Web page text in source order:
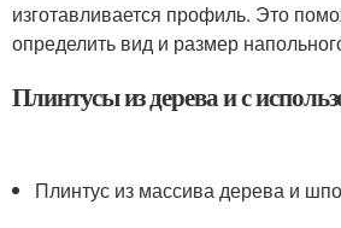
изготавливается профиль. Это
определить вид и размер
Плинтусы из дерева и с
Плинтус из массива дерева и